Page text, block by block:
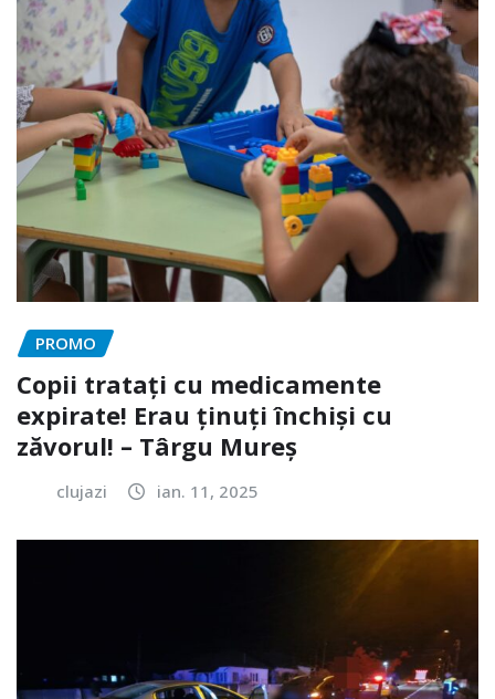
PROMO
Copii tratați cu medicamente
expirate! Erau ținuți închiși cu
zăvorul! – Târgu Mureș
clujazi ian. 11, 2025